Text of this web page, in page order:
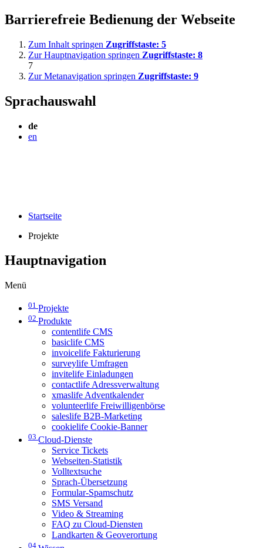
Barrierefreie Bedienung der Webseite
Zum Inhalt springen Zugriffstaste: 5
Zur Hauptnavigation springen Zugriffstaste: 8
7
Zur Metanavigation springen Zugriffstaste: 9
Sprachauswahl
de
en
Startseite
Projekte
Hauptnavigation
Menü
01 Projekte
02 Produkte
contentlife CMS
basiclife CMS
invoicelife Fakturierung
surveylife Umfragen
invitelife Einladungen
contactlife Adressverwaltung
xmaslife Adventkalender
volunteerlife Freiwilligenbörse
saleslife B2B-Marketing
cookielife Cookie-Banner
03 Cloud-Dienste
Service Tickets
Webseiten-Statistik
Volltextsuche
Sprach-Übersetzung
Formular-Spamschutz
SMS Versand
Video & Streaming
FAQ zu Cloud-Diensten
Landkarten & Geoverortung
04